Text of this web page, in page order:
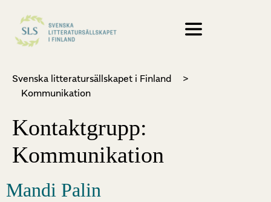
Svenska litteratursällskapet i Finland
>
Kommunikation
Kontaktgrupp:
Kommunikation
Mandi Palin